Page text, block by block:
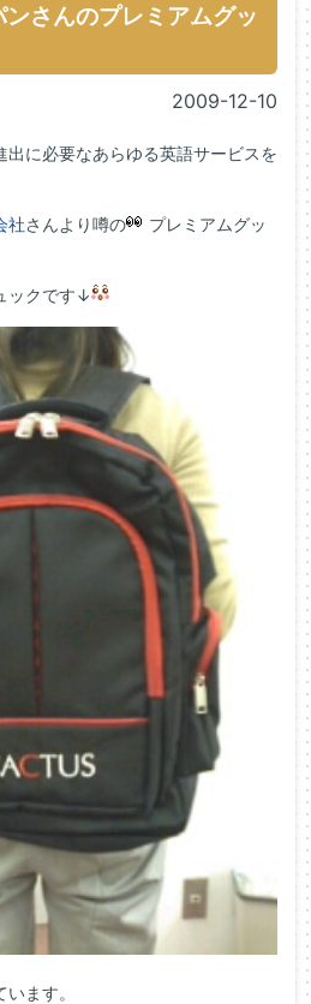
さんのプレミアムグッ
2009-12-10
出に必要なあらゆる英語サービスを
社さんより噂の
プレミアムグッ
ックです↓
ます。